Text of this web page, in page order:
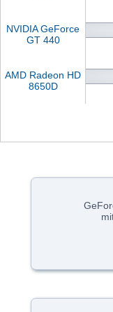
NVIDIA GeForce
GT 440
AMD Radeon HD
8650D